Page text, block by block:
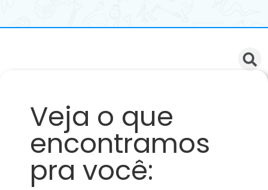
Veja o que
encontramos
pra você: